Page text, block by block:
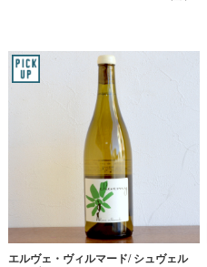
エルヴェ・ヴィルマード/ シュヴェル